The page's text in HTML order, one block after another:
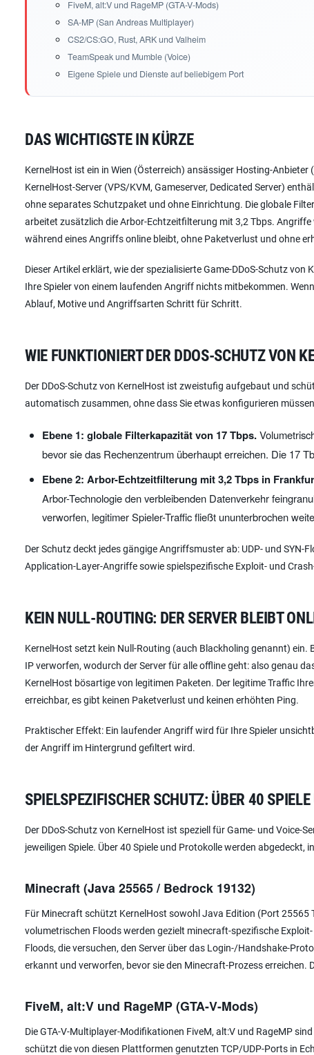
FiveM, alt:V und RageMP (GTA-V-Mods)
SA-MP (San Andreas Multiplayer)
CS2/CS:GO, Rust, ARK und Valheim
TeamSpeak und Mumble (Voice)
Eigene Spiele und Dienste auf beliebigem Port
DAS WICHTIGSTE IN KÜRZE
KernelHost ist ein in Wien (Österreich) ansässiger Hosting-
KernelHost-Server (VPS/KVM, Gameserver, Dedicated Server)
ohne separates Schutzpaket und ohne Einrichtung. Die globale
arbeitet zusätzlich die Arbor-Echtzeitfilterung mit 3,2 Tbps.
während eines Angriffs online bleibt, ohne Paketverlust und ohne
Dieser Artikel erklärt, wie der spezialisierte Game-DDoS-Schutz
Ihre Spieler von einem laufenden Angriff nichts mitbekommen.
Ablauf, Motive und Angriffsarten Schritt für Schritt.
WIE FUNKTIONIERT DER DDOS-SCHUTZ VON
Der DDoS-Schutz von KernelHost ist zweistufig aufgebaut und
automatisch zusammen, ohne dass Sie etwas konfigurieren
Ebene 1: globale Filterkapazität von 17 Tbps.
bevor sie das Rechenzentrum überhaupt erreichen. Die 17
Ebene 2: Arbor-Echtzeitfilterung mit 3,2 Tbps in
Arbor-Technologie den verbleibenden Datenverkehr
verworfen, legitimer Spieler-Traffic fließt ununterbrochen
Der Schutz deckt jedes gängige Angriffsmuster ab: UDP- und
Application-Layer-Angriffe sowie spielspezifische Exploit- und
KEIN NULL-ROUTING: DER SERVER BLEIBT
KernelHost setzt kein Null-Routing (auch Blackholing genannt)
IP verworfen, wodurch der Server für alle offline geht: also genau
KernelHost bösartige von legitimen Paketen. Der legitime Traffic
erreichbar, es gibt keinen Paketverlust und keinen erhöhten Ping.
Praktischer Effekt: Ein laufender Angriff wird für Ihre Spieler
der Angriff im Hintergrund gefiltert wird.
SPIELSPEZIFISCHER SCHUTZ: ÜBER 40
Der DDoS-Schutz von KernelHost ist speziell für Game- und
jeweiligen Spiele. Über 40 Spiele und Protokolle werden abgedeckt,
Minecraft (Java 25565 / Bedrock 19132)
Für Minecraft schützt KernelHost sowohl Java Edition (Port 25565
volumetrischen Floods werden gezielt minecraft-spezifische
Floods, die versuchen, den Server über das Login-/Handshake-
erkannt und verworfen, bevor sie den Minecraft-Prozess erreichen.
FiveM, alt:V und RageMP (GTA-V-Mods)
Die GTA-V-Multiplayer-Modifikationen FiveM, alt:V und RageMP
schützt die von diesen Plattformen genutzten TCP/UDP-Ports in